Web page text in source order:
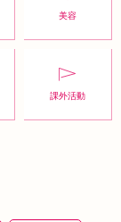
美容
課外活動